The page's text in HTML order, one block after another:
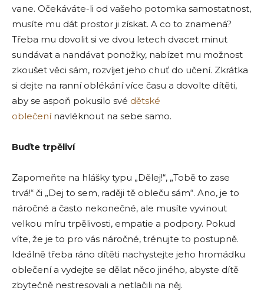
vane. Očekáváte-li od vašeho potomka samostatnost,
musíte mu dát prostor ji získat. A co to znamená?
Třeba mu dovolit si ve dvou letech dvacet minut
sundávat a nandávat ponožky, nabízet mu možnost
zkoušet věci sám, rozvíjet jeho chuť do učení. Zkrátka
si dejte na ranní oblékání více času a dovolte dítěti,
aby se aspoň pokusilo své dětské
oblečenínavléknout na sebe samo.
Buďte trpěliví
Zapomeňte na hlášky typu „Dělej!“, „Tobě to zase
trvá!“ či „Dej to sem, raději tě obleču sám“. Ano, je to
náročné a často nekonečné, ale musíte vyvinout
velkou míru trpělivosti, empatie a podpory. Pokud
víte, že je to pro vás náročné, trénujte to postupně.
Ideálně třeba ráno dítěti nachystejte jeho hromádku
oblečení a vydejte se dělat něco jiného, abyste dítě
zbytečně nestresovali a netlačili na něj.